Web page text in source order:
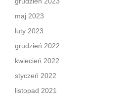
maj 2023
luty 2023
grudzień 2022
kwiecień 2022
styczeń 2022
listopad 2021